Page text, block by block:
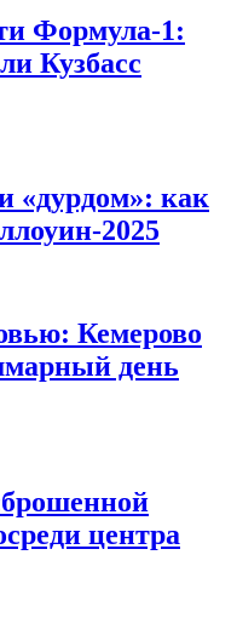
Формула-1:
Кузбасс
«дурдом»: как
2025
Кемерово
день
центра